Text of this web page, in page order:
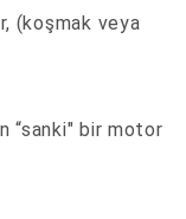
(koşmak veya
“sanki" bir motor